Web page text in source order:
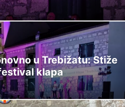
u Trebižatu: Stiže
klapa